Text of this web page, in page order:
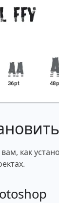
как